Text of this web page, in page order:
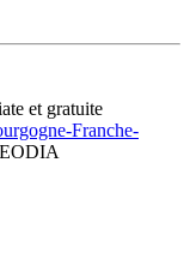
et gratuite
Franche-